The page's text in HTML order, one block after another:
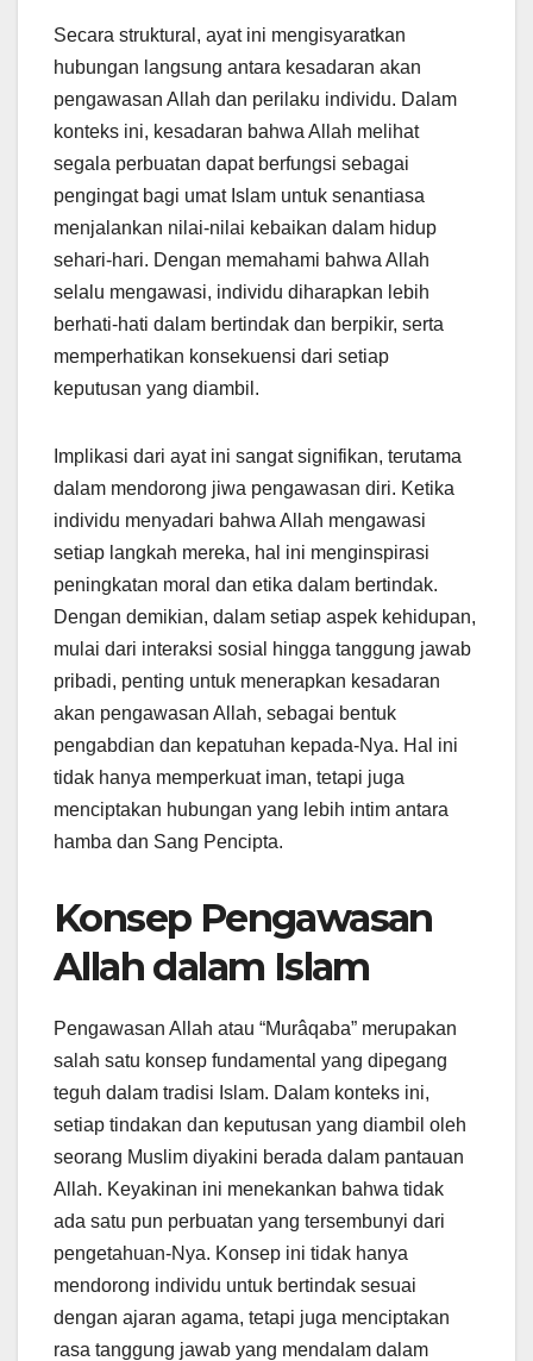
Secara struktural, ayat ini mengisyaratkan
hubungan langsung antara kesadaran akan
pengawasan Allah dan perilaku individu. Dalam
konteks ini, kesadaran bahwa Allah melihat
segala perbuatan dapat berfungsi sebagai
pengingat bagi umat Islam untuk senantiasa
menjalankan nilai-nilai kebaikan dalam hidup
sehari-hari. Dengan memahami bahwa Allah
selalu mengawasi, individu diharapkan lebih
berhati-hati dalam bertindak dan berpikir, serta
memperhatikan konsekuensi dari setiap
keputusan yang diambil.
Implikasi dari ayat ini sangat signifikan, terutama
dalam mendorong jiwa pengawasan diri. Ketika
individu menyadari bahwa Allah mengawasi
setiap langkah mereka, hal ini menginspirasi
peningkatan moral dan etika dalam bertindak.
Dengan demikian, dalam setiap aspek kehidupan,
mulai dari interaksi sosial hingga tanggung jawab
pribadi, penting untuk menerapkan kesadaran
akan pengawasan Allah, sebagai bentuk
pengabdian dan kepatuhan kepada-Nya. Hal ini
tidak hanya memperkuat iman, tetapi juga
menciptakan hubungan yang lebih intim antara
hamba dan Sang Pencipta.
Konsep Pengawasan
Allah dalam Islam
Pengawasan Allah atau “Murâqaba” merupakan
salah satu konsep fundamental yang dipegang
teguh dalam tradisi Islam. Dalam konteks ini,
setiap tindakan dan keputusan yang diambil oleh
seorang Muslim diyakini berada dalam pantauan
Allah. Keyakinan ini menekankan bahwa tidak
ada satu pun perbuatan yang tersembunyi dari
pengetahuan-Nya. Konsep ini tidak hanya
mendorong individu untuk bertindak sesuai
dengan ajaran agama, tetapi juga menciptakan
rasa tanggung jawab yang mendalam dalam